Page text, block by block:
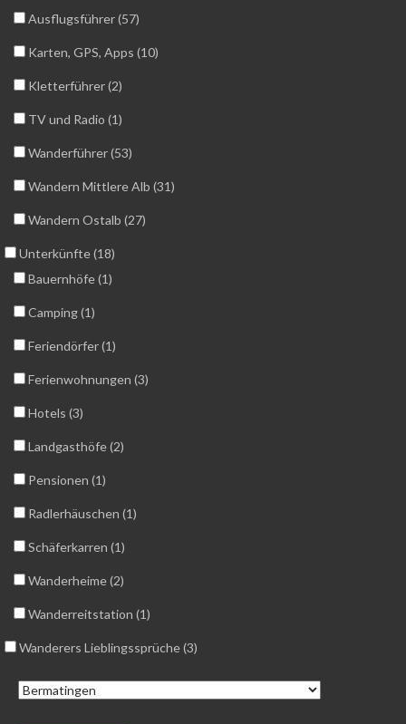
Ausflugsführer (57)
Karten, GPS, Apps (10)
Kletterführer (2)
TV und Radio (1)
Wanderführer (53)
Wandern Mittlere Alb (31)
Wandern Ostalb (27)
Unterkünfte (18)
Bauernhöfe (1)
Camping (1)
Feriendörfer (1)
Ferienwohnungen (3)
Hotels (3)
Landgasthöfe (2)
Pensionen (1)
Radlerhäuschen (1)
Schäferkarren (1)
Wanderheime (2)
Wanderreitstation (1)
Wanderers Lieblingssprüche (3)